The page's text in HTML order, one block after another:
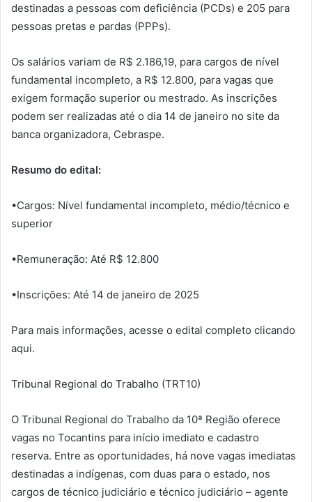
destinadas a pessoas com deficiência (PCDs) e 205 para
pessoas pretas e pardas (PPPs).
Os salários variam de R$ 2.186,19, para cargos de nível
fundamental incompleto, a R$ 12.800, para vagas que
exigem formação superior ou mestrado. As inscrições
podem ser realizadas até o dia 14 de janeiro no site da
banca organizadora, Cebraspe.
Resumo do edital:
•Cargos: Nível fundamental incompleto, médio/técnico e
superior
•Remuneração: Até R$ 12.800
•Inscrições: Até 14 de janeiro de 2025
Para mais informações, acesse o edital completo clicando
aqui.
Tribunal Regional do Trabalho (TRT10)
O Tribunal Regional do Trabalho da 10ª Região oferece
vagas no Tocantins para início imediato e cadastro
reserva. Entre as oportunidades, há nove vagas imediatas
destinadas a indígenas, com duas para o estado, nos
cargos de técnico judiciário e técnico judiciário – agente